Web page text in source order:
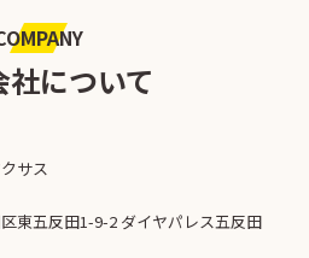
社について
サス
東五反田1-9-2 ダイヤパレス五反田